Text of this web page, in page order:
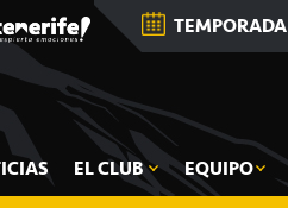
TEMPORADA
EL CLUB EQUIPO